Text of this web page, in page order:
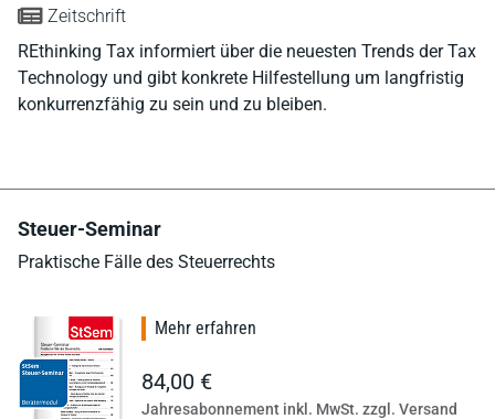
Zeitschrift
REthinking Tax informiert über die neuesten Trends der Tax
Technology und gibt konkrete Hilfestellung um langfristig
konkurrenzfähig zu sein und zu bleiben.
Steuer-Seminar
Praktische Fälle des Steuerrechts
Mehr erfahren
84,00 €
Jahresabonnement inkl. MwSt. zzgl. Versand